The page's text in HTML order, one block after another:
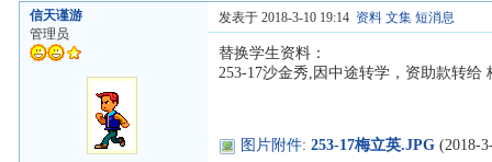
信天谨游
管理员
发表于 2018-3-10 19:14 资料 文集 短消息
替换学生资料：
253-17沙金秀,因中途转学，资助款转给
图片附件:253-17梅立英.JPG (2018-